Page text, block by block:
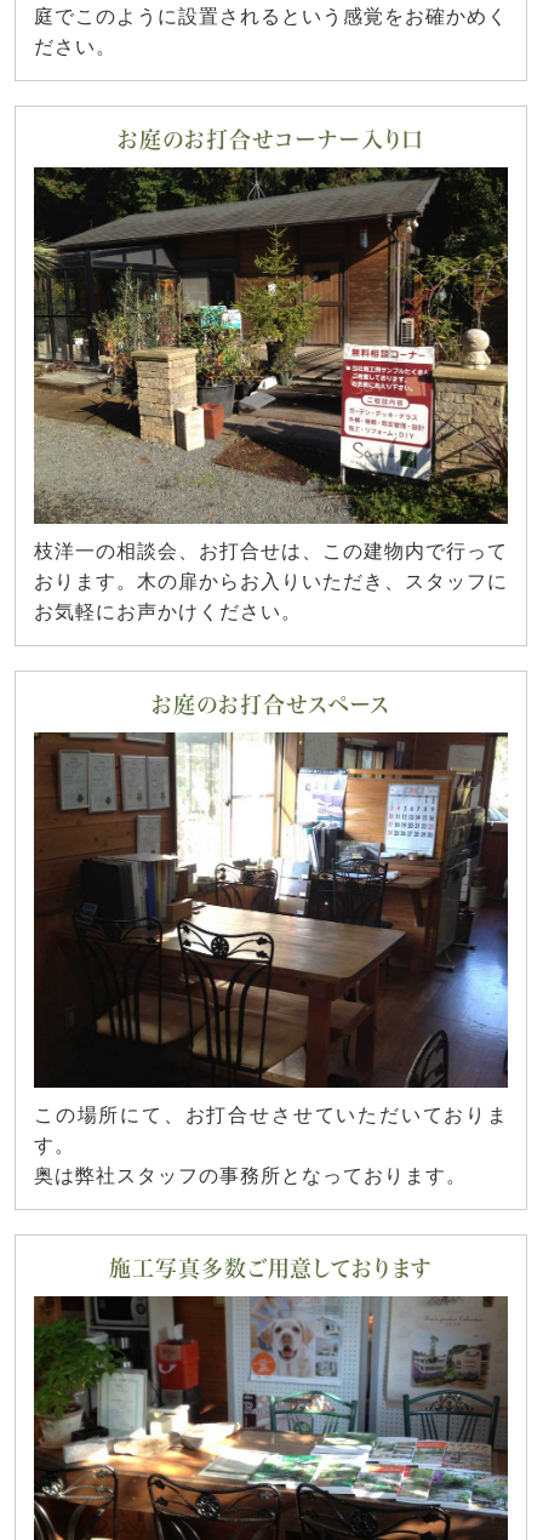
庭でこのように設置されるという感覚をお確かめく
ださい。
お庭のお打合せコーナー入り口
枝洋一の相談会、お打合せは、この建物内で行って
おります。木の扉からお入りいただき、スタッフに
お気軽にお声かけください。
お庭のお打合せスペース
この場所にて、お打合せさせていただいておりま
す。
奥は弊社スタッフの事務所となっております。
施工写真多数ご用意しております